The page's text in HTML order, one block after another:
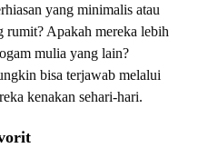
yang minimalis atau
rumit? Apakah mereka lebih
mulia yang lain?
bisa terjawab melalui
kenakan sehari-hari.